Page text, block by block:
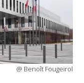
@ Benoît Fougeirol